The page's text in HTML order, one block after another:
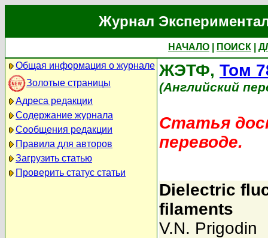
Журнал
НАЧАЛО ПОИСК
Общая информация о журнале
Золотые страницы
Адреса редакции
Содержание журнала
Сообщения редакции
Правила для авторов
Загрузить статью
Проверить статус статьи
ЖЭТФ, Том
(Английский
Статья
переводе.
Dielectric
filaments
V.N. Prigodin